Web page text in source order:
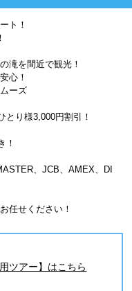
ト！
滝を間近で観光！
心！
ーズ
とり様3,000円割引！
！
、JCB、AMEX、DI
任せください！
ツアー】はこちら